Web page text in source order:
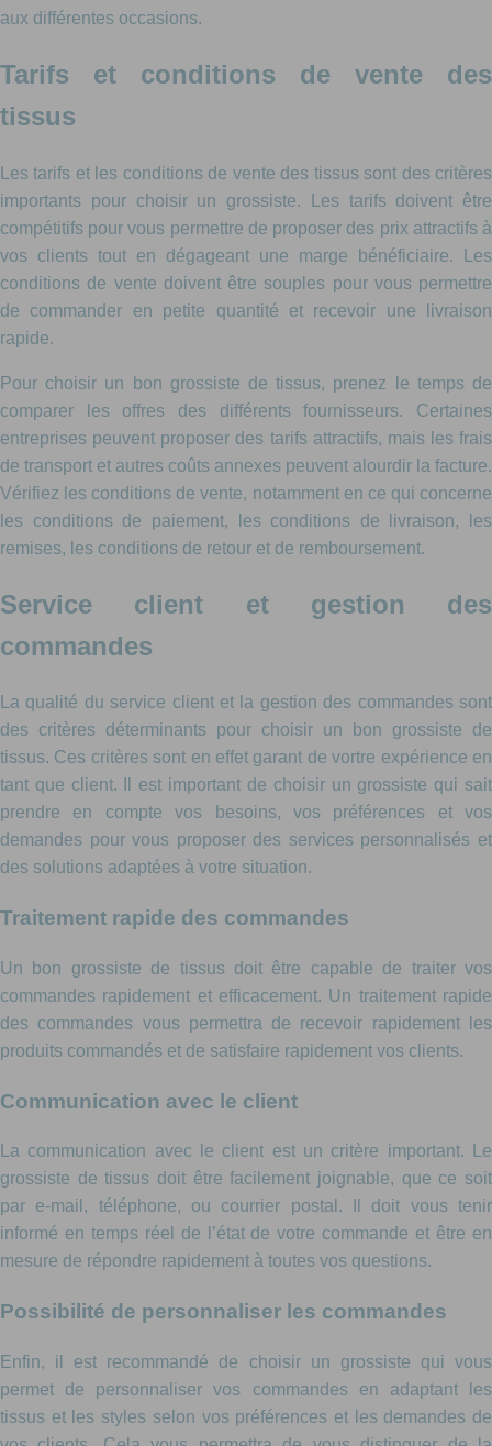
aux différentes occasions.
Tarifs et conditions de vente des
tissus
Les tarifs et les conditions de vente des tissus sont des critères
importants pour choisir un grossiste. Les tarifs doivent être
compétitifs pour vous permettre de proposer des prix attractifs à
vos clients tout en dégageant une marge bénéficiaire. Les
conditions de vente doivent être souples pour vous permettre
de commander en petite quantité et recevoir une livraison
rapide.
Pour choisir un bon grossiste de tissus, prenez le temps de
comparer les offres des différents fournisseurs. Certaines
entreprises peuvent proposer des tarifs attractifs, mais les frais
de transport et autres coûts annexes peuvent alourdir la facture.
Vérifiez les conditions de vente, notamment en ce qui concerne
les conditions de paiement, les conditions de livraison, les
remises, les conditions de retour et de remboursement.
Service client et gestion des
commandes
La qualité du service client et la gestion des commandes sont
des critères déterminants pour choisir un bon grossiste de
tissus. Ces critères sont en effet garant de vortre expérience en
tant que client. Il est important de choisir un grossiste qui sait
prendre en compte vos besoins, vos préférences et vos
demandes pour vous proposer des services personnalisés et
des solutions adaptées à votre situation.
Traitement rapide des commandes
Un bon grossiste de tissus doit être capable de traiter vos
commandes rapidement et efficacement. Un traitement rapide
des commandes vous permettra de recevoir rapidement les
produits commandés et de satisfaire rapidement vos clients.
Communication avec le client
La communication avec le client est un critère important. Le
grossiste de tissus doit être facilement joignable, que ce soit
par e-mail, téléphone, ou courrier postal. Il doit vous tenir
informé en temps réel de l’état de votre commande et être en
mesure de répondre rapidement à toutes vos questions.
Possibilité de personnaliser les commandes
Enfin, il est recommandé de choisir un grossiste qui vous
permet de personnaliser vos commandes en adaptant les
tissus et les styles selon vos préférences et les demandes de